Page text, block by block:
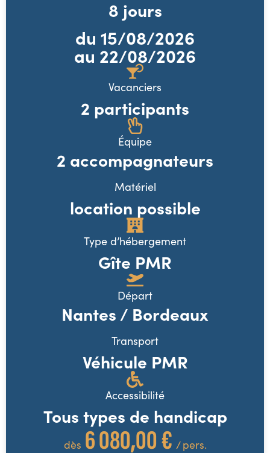
8 jours
du 15/08/2026
au 22/08/2026
Vacanciers
2 participants
Équipe
2 accompagnateurs
Matériel
location possible
Type d’hébergement
Gîte PMR
Départ
Nantes / Bordeaux
Transport
Véhicule PMR
Accessibilité
Tous types de handicap
dès 6 080,00 € / pers.